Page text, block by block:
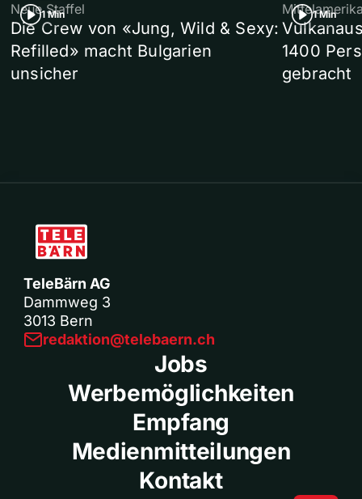
1 Min
Neue Staffel
Die Crew von «Jung, Wild & Sexy:
Refilled» macht Bulgarien
unsicher
1 Min
1400
gebracht
TeleBärn AG
Dammweg 3
3013 Bern
redaktion@telebaern.ch
Jobs
Werbemöglichkeiten
Empfang
Medienmitteilungen
Kontakt